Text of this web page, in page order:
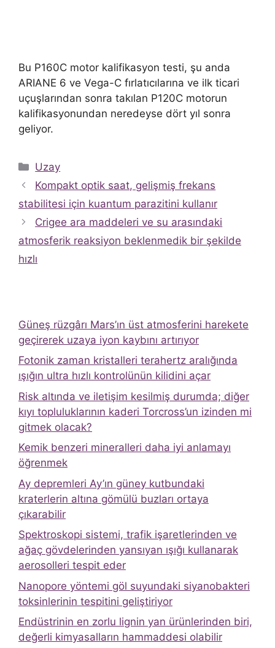
Bu P160C motor kalifikasyon testi, şu anda
ARIANE 6 ve Vega-C fırlatıcılarına ve ilk ticari
uçuşlarından sonra takılan P120C motorun
kalifikasyonundan neredeyse dört yıl sonra
geliyor.
Kategoriler
Uzay
Kompakt optik saat, gelişmiş frekans
stabilitesi için kuantum parazitini kullanır
Crigee ara maddeleri ve su arasındaki
atmosferik reaksiyon beklenmedik bir şekilde
hızlı
Güneş rüzgârı Mars’ın üst atmosferini harekete
geçirerek uzaya iyon kaybını artırıyor
Fotonik zaman kristalleri terahertz aralığında
ışığın ultra hızlı kontrolünün kilidini açar
Risk altında ve iletişim kesilmiş durumda; diğer
kıyı topluluklarının kaderi Torcross’un izinden mi
gitmek olacak?
Kemik benzeri mineralleri daha iyi anlamayı
öğrenmek
Ay depremleri Ay’ın güney kutbundaki
kraterlerin altına gömülü buzları ortaya
çıkarabilir
Spektroskopi sistemi, trafik işaretlerinden ve
ağaç gövdelerinden yansıyan ışığı kullanarak
aerosolleri tespit eder
Nanopore yöntemi göl suyundaki siyanobakteri
toksinlerinin tespitini geliştiriyor
Endüstrinin en zorlu lignin yan ürünlerinden biri,
değerli kimyasalların hammaddesi olabilir